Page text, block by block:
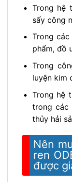
Trong hệ
sấy công
Trong
phẩm, đồ
Trong
luyện kim
Trong hệ
trong các
thủy hải
Nên
ren
được